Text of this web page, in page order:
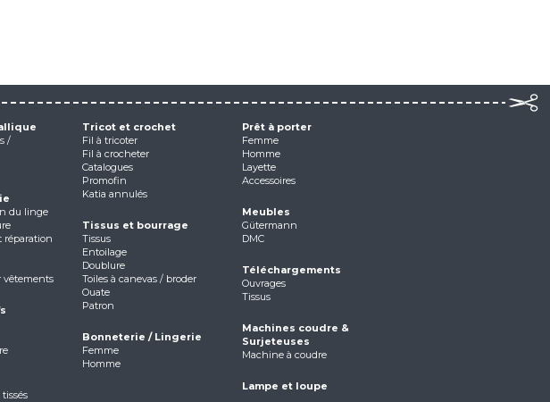
/
du linge
réparation
vêtements
Tricot et crochet
Fil à tricoter
Fil à crocheter
Catalogues
Promofin
Katia annulés
Tissus et bourrage
Tissus
Entoilage
Doublure
Toiles à canevas / broder
Ouate
Patron
Bonneterie / Lingerie
Femme
Homme
Prêt à porter
Femme
Homme
Layette
Accessoires
Meubles
Gütermann
DMC
Téléchargements
Ouvrages
Tissus
Machines coudre &
Surjeteuses
Machine à coudre
Lampe et loupe